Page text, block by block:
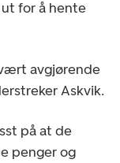
for å hente
avgjørende
Askvik.
på at de
penger og